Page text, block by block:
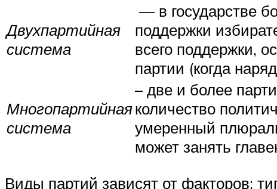
Двухпартийная
система
— в государстве
поддержки
всего поддержки,
партии (когда
Многопартийная
система
– две и более
количество
умеренный
может занять
Виды партий зависят от факторов: